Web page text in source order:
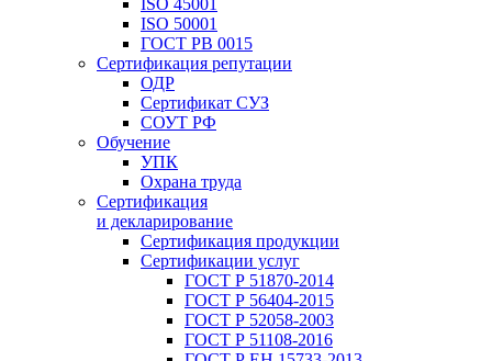
ISO 45001
ISO 50001
ГОСТ РВ 0015
Сертификация репутации
ОДР
Сертификат СУЗ
СОУТ РФ
Обучение
УПК
Охрана труда
Сертификация
и декларирование
Сертификация продукции
Сертификации услуг
ГОСТ Р 51870-2014
ГОСТ Р 56404-2015
ГОСТ Р 52058-2003
ГОСТ Р 51108-2016